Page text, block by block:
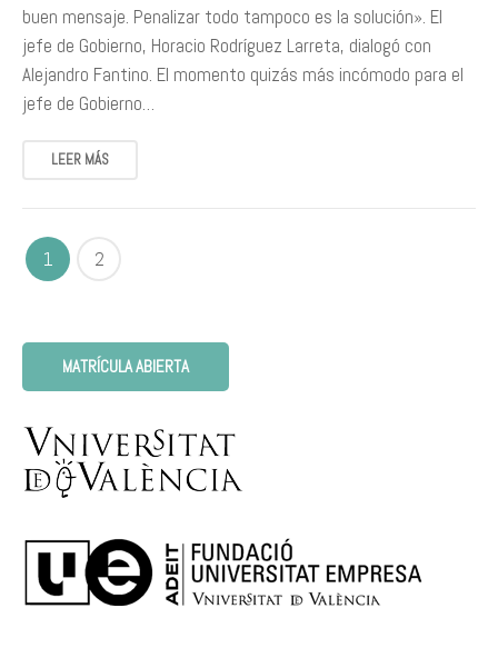
buen mensaje. Penalizar todo tampoco es la solución». El
jefe de Gobierno, Horacio Rodríguez Larreta, dialogó con
Alejandro Fantino. El momento quizás más incómodo para el
jefe de Gobierno…
LEER MÁS
1 2
MATRÍCULA ABIERTA